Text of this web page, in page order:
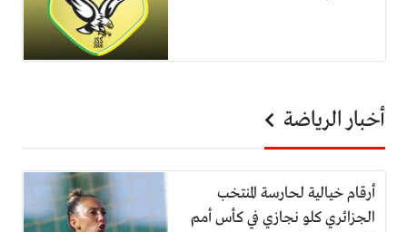
أخبار الرياضة
أرقام خيالية لحارسة المنتخب
الجزائري كلو نجازي في كأس أمم